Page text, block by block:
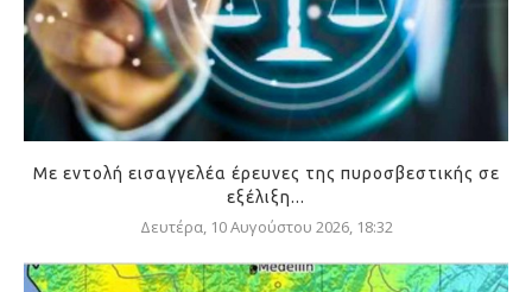
Με εντολή εισαγγελέα έρευνες της πυροσβεστικής σε
εξέλιξη...
Δευτέρα, 10 Αυγούστου 2026, 18:32